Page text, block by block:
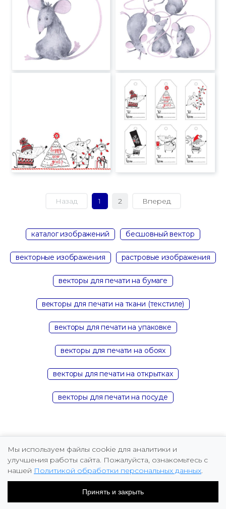
Назад 1 2 Вперед
каталог изображений бесшовный вектор
векторные изображения растровые изображения
векторы для печати на бумаге
векторы для печати на ткани (текстиле)
векторы для печати на упаковке
векторы для печати на обоях
векторы для печати на открытках
векторы для печати на посуде
Copyright © 2026 Marina Fomicheva
Мы используем файлы cookie для аналитики и
улучшения работы сайта. Пожалуйста, ознакомьтесь с
нашей Политикой обработки персональных данных.
Принять и закрыть